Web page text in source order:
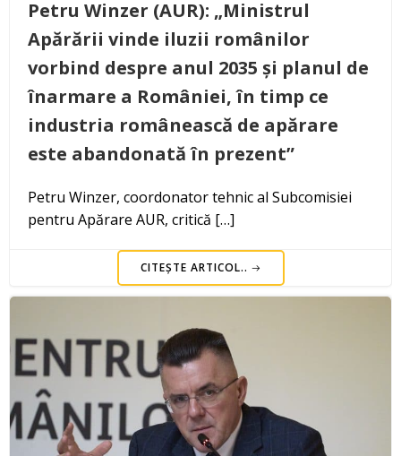
Petru Winzer (AUR): „Ministrul
Apărării vinde iluzii românilor
vorbind despre anul 2035 și planul de
înarmare a României, în timp ce
industria românească de apărare
este abandonată în prezent”
Petru Winzer, coordonator tehnic al Subcomisiei
pentru Apărare AUR, critică […]
CITEȘTE ARTICOL..